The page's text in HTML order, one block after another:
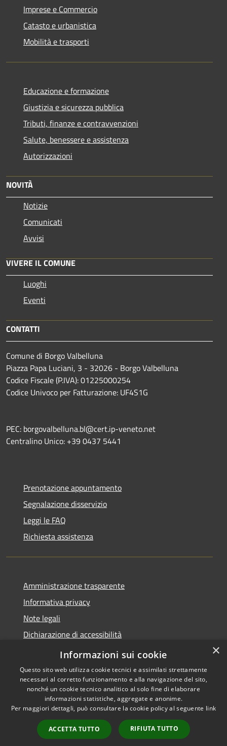
Imprese e Commercio
Catasto e urbanistica
Mobilità e trasporti
Educazione e formazione
Giustizia e sicurezza pubblica
Tributi, finanze e contravvenzioni
Salute, benessere e assistenza
Autorizzazioni
NOVITÀ
Notizie
Comunicati
Avvisi
VIVERE IL COMUNE
Luoghi
Eventi
CONTATTI
Comune di Borgo Valbelluna
Piazza Papa Luciani, 3 - 32026 - Borgo Valbelluna
Codice Fiscale (P.IVA): 01225000254
Codice Univoco per Fatturazione: UF4S1G
PEC: borgovalbelluna.bl@cert.ip-veneto.net
Centralino Unico: +39 0437 5441
Prenotazione appuntamento
Segnalazione disservizio
Leggi le FAQ
Richiesta assistenza
Amministrazione trasparente
Informativa privacy
Note legali
Dichiarazione di accessibilità
Piano di miglioramento dei servizi
Accessibilità
Copyright © 2026 • Comune di
Borgo Valbelluna • Powered by
Municipium•
Accesso
redazione
×
Informazioni sui cookie
Questo sito web utilizza cookie tecnici e assimilati strettamente
necessari al corretto funzionamento e alla navigazione del sito,
nonché un cookie tecnico analitico al solo fine di elaborare
informazioni statistiche, aggregate e anonime.
Per maggiori dettagli, può consultare la cookie policy al seguente link
ACCETTA TUTTO RIFIUTA TUTTO